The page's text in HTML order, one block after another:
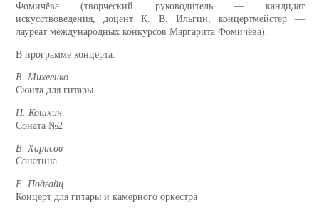
Фомичёва (творческий руководитель — кандидат
искусствоведения, доцентК. В. Ильгин, концертмейстер —
лауреат международных конкурсов Маргарита Фомичёва).
В программе концерта:
В. Михеенко
Сюита для гитары
Н. Кошкин
Соната №2
В. Харисов
Сонатина
Е. Подгайц
Концерт для гитары и камерного оркестра